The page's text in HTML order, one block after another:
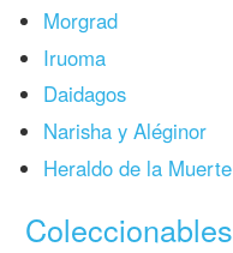
Morgrad
Iruoma
Daidagos
Narisha y Aléginor
Heraldo de la Muerte
Coleccionables